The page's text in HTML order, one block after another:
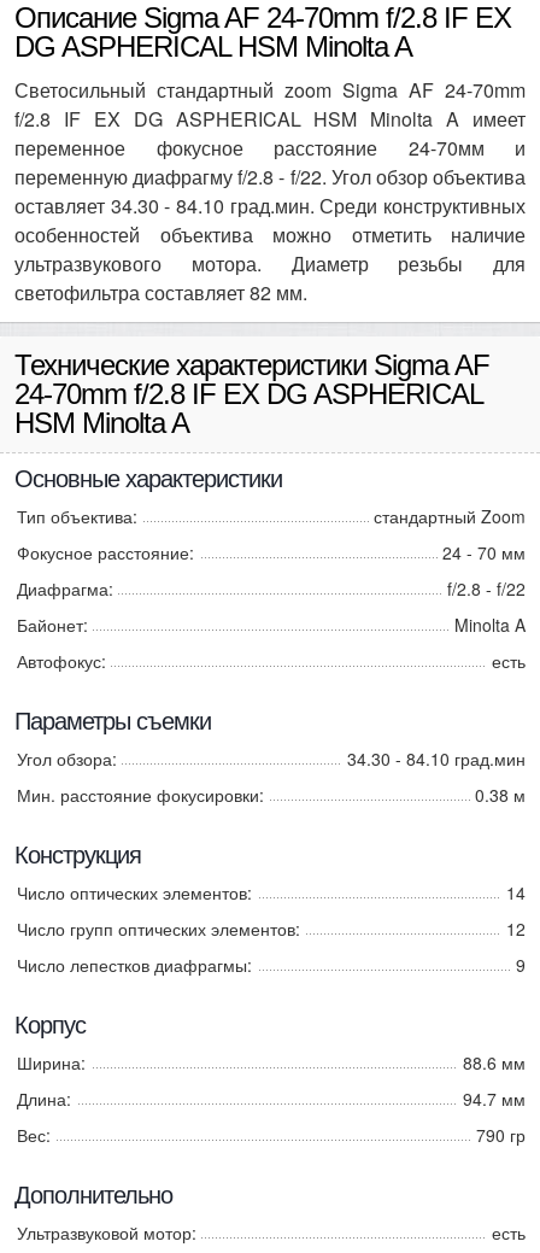
Описание Sigma AF 24-70mm f/2.8 IF EX
DG ASPHERICAL HSM Minolta A
Светосильный стандартный zoom Sigma AF 24-70mm
f/2.8 IF EX DG ASPHERICAL HSM Minolta A имеет
переменное фокусное расстояние 24-70мм и
переменную диафрагму f/2.8 - f/22. Угол обзор объектива
оставляет 34.30 - 84.10 град.мин. Среди конструктивных
особенностей объектива можно отметить наличие
ультразвукового мотора. Диаметр резьбы для
светофильтра составляет 82 мм.
Технические характеристики Sigma AF
24-70mm f/2.8 IF EX DG ASPHERICAL
HSM Minolta A
Основные характеристики
Тип объектива:
стандартный Zoom
Фокусное расстояние:
24 - 70 мм
Диафрагма:
f/2.8 - f/22
Байонет:
Minolta A
Автофокус:
есть
Параметры съемки
Угол обзора:
34.30 - 84.10 град.мин
Мин. расстояние фокусировки:
0.38 м
Конструкция
Число оптических элементов:
14
Число групп оптических элементов:
12
Число лепестков диафрагмы:
9
Корпус
Ширина:
88.6 мм
Длина:
94.7 мм
Вес:
790 гр
Дополнительно
Ультразвуковой мотор: есть